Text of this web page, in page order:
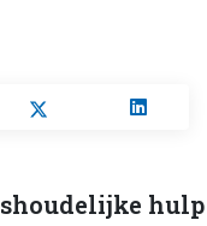
hulp